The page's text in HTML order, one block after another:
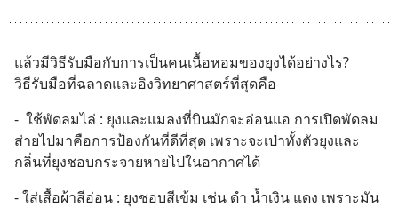
แล้วมีวิธีรับมือกับการเป็นคนเนื้อหอมของยุงได้อย่างไร?
วิธีรับมือที่ฉลาดและอิงวิทยาศาสตร์ที่สุดคือ
-  ใช้พัดลมไล่ : ยุงและแมลงที่บินมักจะอ่อนแอ การเปิดพัดลม
ส่ายไปมาคือการป้องกันที่ดีที่สุด เพราะจะเป่าทั้งตัวยุงและ
กลิ่นที่ยุงชอบกระจายหายไปในอากาศได้
- ใส่เสื้อผ้าสีอ่อน : ยุงชอบสีเข้ม เช่น ดำ น้ำเงิน แดง เพราะมัน